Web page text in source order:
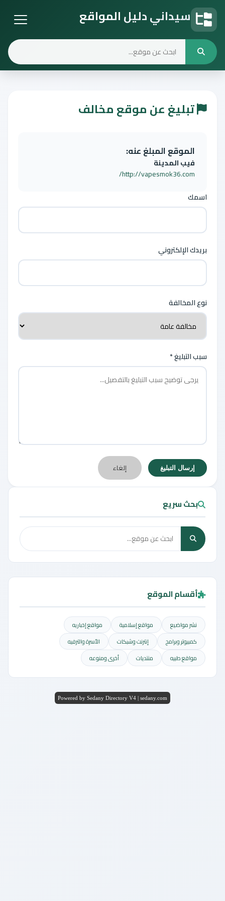
سيداني دليل المواقع
تبليغ عن موقع مخالف
الموقع المبلغ عنه:
فيب المدينة
http://vapesmok36.com/
اسمك
بريدك الإلكتروني
نوع المخالفة
سبب التبليغ *
إرسال التبليغ إلغاء
بحث سريع
أقسام الموقع
نشر مواضيع مواقع إسلامية
مواقع إخباريه
كمبيوتر وبرامج
إنترنت وشبكات
الأسرة والترفيه
مواقع طبيه
منتديات أخرى ومنوعه
Powered by Sedany Directory V4 | sedany.com